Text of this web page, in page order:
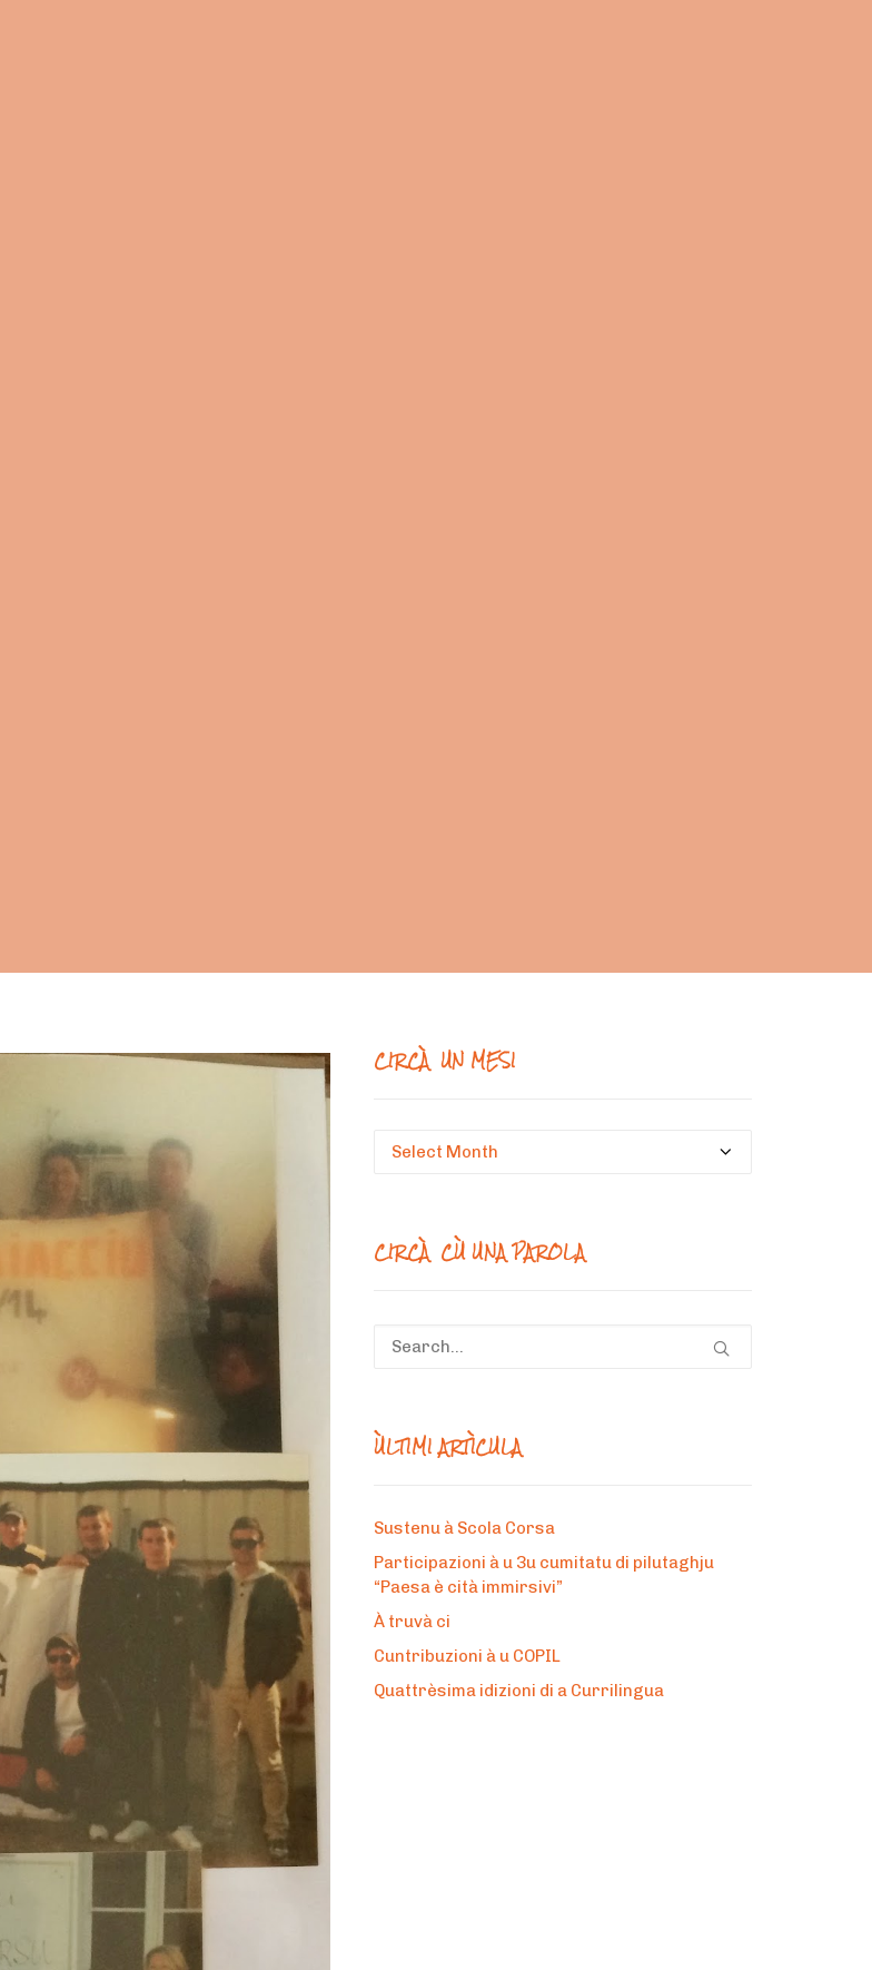
CIRCÀ UN MESI
Circà
CIRCÀ CÙ UNA PAROLA
ÙLTIMI ARTÌCULA
Sustenu à Scola Corsa
Participazioni à u 3u cumitatu di pilutaghju
“Paesa è cità immirsivi”
À truvà ci
Cuntribuzioni à u COPIL
Quattrèsima idizioni di a Currilingua